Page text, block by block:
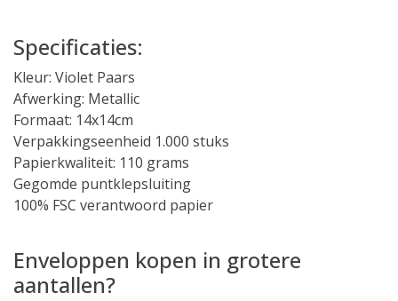
Specificaties:
Kleur: Violet Paars
Afwerking: Metallic
Formaat: 14x14cm
Verpakkingseenheid 1.000 stuks
Papierkwaliteit: 110 grams
Gegomde puntklepsluiting
100% FSC verantwoord papier
Enveloppen kopen in grotere
aantallen?